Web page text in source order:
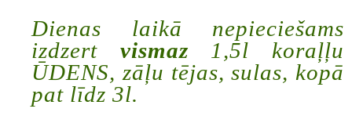
Dienas laikā nepieciešams
izdzert vismaz 1,5l koraļļu
ŪDENS, zāļu tējas, sulas, kopā
pat līdz 3l.